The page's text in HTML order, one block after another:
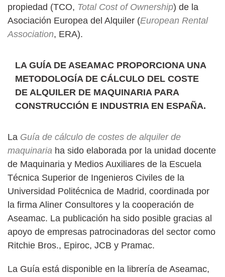
propiedad (TCO, Total Cost of Ownership) de la
Asociación Europea del Alquiler (European Rental
Association, ERA).
LA GUÍA DE ASEAMAC PROPORCIONA UNA
METODOLOGÍA DE CÁLCULO DEL COSTE
DE ALQUILER DE MAQUINARIA PARA
CONSTRUCCIÓN E INDUSTRIA EN ESPAÑA.
La Guía de cálculo de costes de alquiler de
maquinaria ha sido elaborada por la unidad docente
de Maquinaria y Medios Auxiliares de la Escuela
Técnica Superior de Ingenieros Civiles de la
Universidad Politécnica de Madrid, coordinada por
la firma Aliner Consultores y la cooperación de
Aseamac. La publicación ha sido posible gracias al
apoyo de empresas patrocinadoras del sector como
Ritchie Bros., Epiroc, JCB y Pramac.
La Guía está disponible en la librería de Aseamac,